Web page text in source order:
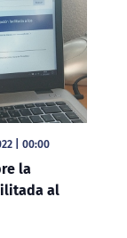
| 00:00
la
al